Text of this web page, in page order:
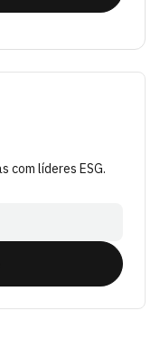
com líderes ESG.